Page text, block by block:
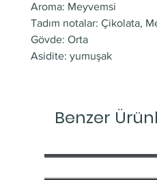
Aroma: Meyvemsi
Tadım notalar: Çikolata,
Gövde: Orta
Asidite: yumuşak
Benzer